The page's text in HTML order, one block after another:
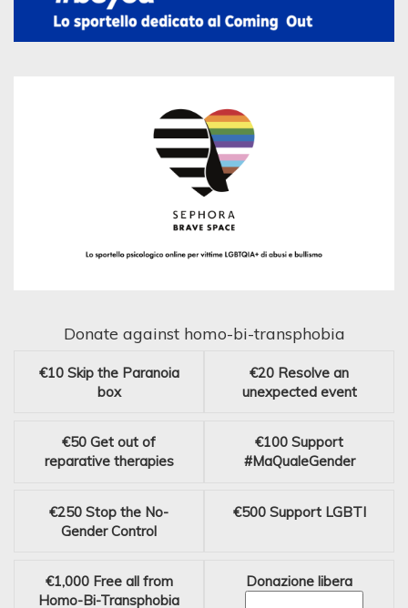
Donate against homo-bi-transphobia
€10 Skip the Paranoia
box
€20 Resolve an
unexpected event
€50 Get out of
reparative therapies
€100 Support
#MaQualeGender
€250 Stop the No-
Gender Control
€500 Support LGBTI
€1,000 Free all from
Homo-Bi-Transphobia
Donazione libera